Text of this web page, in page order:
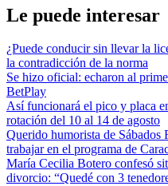
Le puede interesar
¿Puede conducir sin llevar la
la contradicción de la norma
Se hizo oficial: echaron al
BetPlay
Así funcionará el pico y placa
rotación del 10 al 14 de agosto
Querido humorista de Sábados
trabajar en el programa de
María Cecilia Botero confesó
divorcio: “Quedé con 3